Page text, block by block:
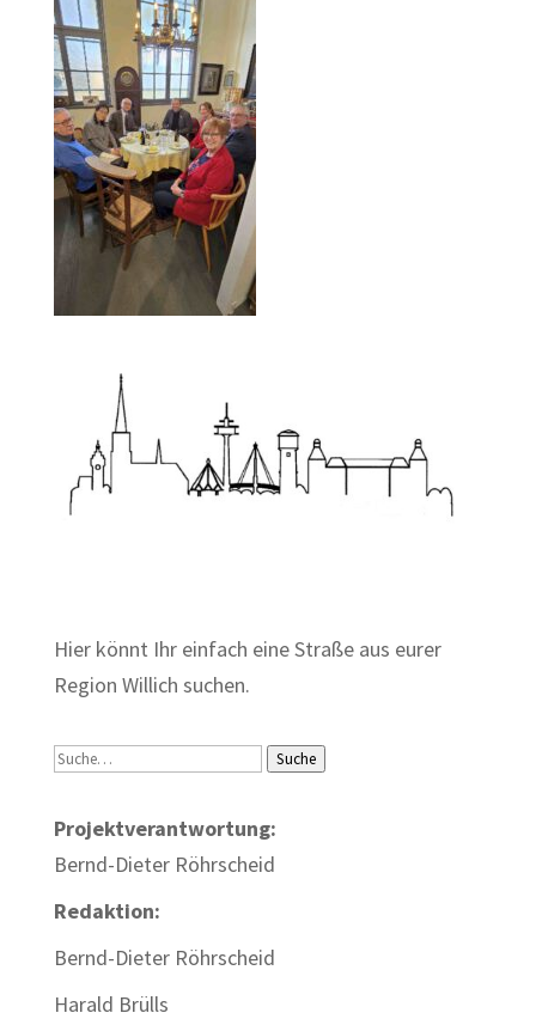
Hier könnt Ihr einfach eine Straße aus eurer
Region Willich suchen.
Suche Suche
Projektverantwortung:
Bernd-Dieter Röhrscheid
Redaktion:
Bernd-Dieter Röhrscheid
Harald Brülls